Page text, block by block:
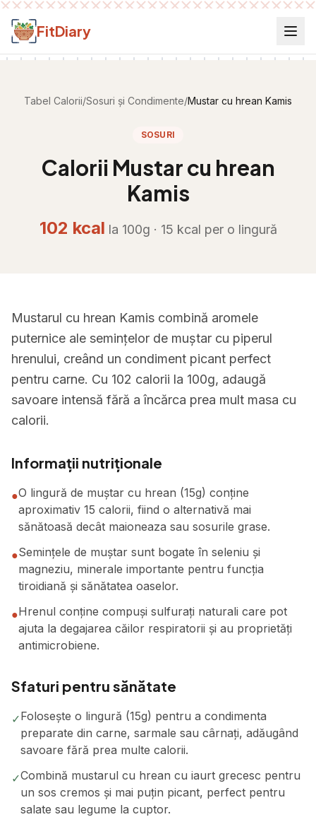
Salt la conținut
FitDiary
Tabel Calorii/Sosuri și Condimente/Mustar cu hrean Kamis
SOSURI
Calorii Mustar cu hrean
Kamis
102 kcal la 100g · 15 kcal per o lingură
Mustarul cu hrean Kamis combină aromele
puternice ale semințelor de muștar cu piperul
hrenului, creând un condiment picant perfect
pentru carne. Cu 102 calorii la 100g, adaugă
savoare intensă fără a încărca prea mult masa cu
calorii.
Informații nutriționale
●O lingură de muștar cu hrean (15g) conține
aproximativ 15 calorii, fiind o alternativă mai
sănătoasă decât maioneaza sau sosurile grase.
●Semințele de muștar sunt bogate în seleniu și
magneziu, minerale importante pentru funcția
tiroidiană și sănătatea oaselor.
●Hrenul conține compuși sulfurați naturali care pot
ajuta la degajarea căilor respiratorii și au proprietăți
antimicrobiene.
Sfaturi pentru sănătate
✓Folosește o lingură (15g) pentru a condimenta
preparate din carne, sarmale sau cârnați, adăugând
savoare fără prea multe calorii.
✓Combină mustarul cu hrean cu iaurt grecesc pentru
un sos cremos și mai puțin picant, perfect pentru
salate sau legume la cuptor.